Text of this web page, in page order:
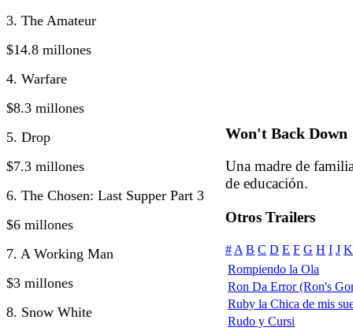
3. The Amateur
$14.8 millones
4. Warfare
$8.3 millones
5. Drop
$7.3 millones
6. The Chosen: Last Supper Part 3
$6 millones
7. A Working Man
$3 millones
8. Snow White
Won't Back Down
Una madre de
de educación.
Otros Trailers
# A B C D E F G H I J K
Rompiendo la Ola
Ron Da Error (Ron's
Ruby la Chica de mis
Rudo y Cursi